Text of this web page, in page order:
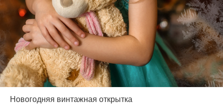
Новогодняя винтажная открытка